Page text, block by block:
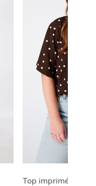
Top imprimé avec